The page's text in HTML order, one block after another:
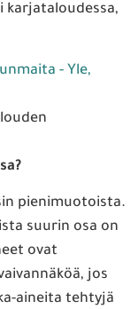
karjataloudessa,
- Yle,
pienimuotoista.
suurin osa on
ovat
jos
aineita tehtyjä